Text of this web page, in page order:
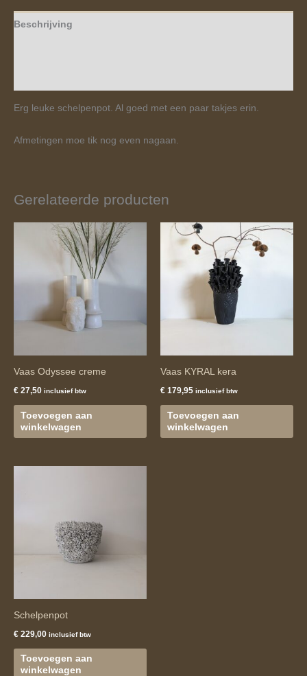
Beschrijving
Erg leuke schelpenpot. Al goed met een paar takjes erin.
Afmetingen moe tik nog even nagaan.
Gerelateerde producten
Vaas Odyssee creme
€ 27,50 inclusief btw
Toevoegen aan
winkelwagen
Vaas KYRAL kera
€ 179,95 inclusief btw
Toevoegen aan
winkelwagen
Schelpenpot
€ 229,00 inclusief btw
Toevoegen aan
winkelwagen